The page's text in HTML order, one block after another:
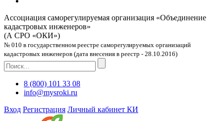
Ассоциация саморегулируемая организация «Объединение
кадастровых инженеров»
(А СРО «ОКИ»)
№ 010 в государственном реестре саморегулируемых организаций
кадастровых инженеров (дата внесения в реестр - 28.10.2016)
8 (800) 101 33 08
info@mysroki.ru
Вход Регистрация Личный кабинет КИ